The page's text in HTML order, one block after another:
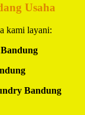
Usaha
kami layani:
Bandung